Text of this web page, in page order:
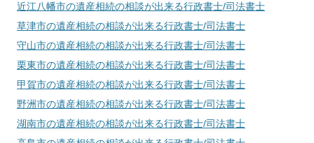
近江八幡市の遺産相続の相談が出来る行政書士/司法書士
草津市の遺産相続の相談が出来る行政書士/司法書士
守山市の遺産相続の相談が出来る行政書士/司法書士
栗東市の遺産相続の相談が出来る行政書士/司法書士
甲賀市の遺産相続の相談が出来る行政書士/司法書士
野洲市の遺産相続の相談が出来る行政書士/司法書士
湖南市の遺産相続の相談が出来る行政書士/司法書士